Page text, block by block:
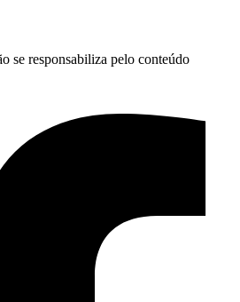
se responsabiliza pelo conteúdo